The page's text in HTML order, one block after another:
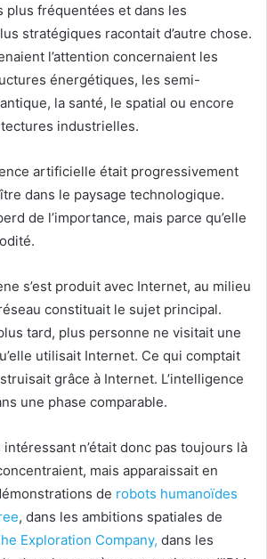
plus fréquentées et dans les
stratégiques racontait d’autre chose.
l’attention concernaient les
énergétiques, les semi-
la santé, le spatial ou encore
industrielles.
artificielle était progressivement
dans le paysage technologique.
de l’importance, mais parce qu’elle
s’est produit avec Internet, au milieu
constituait le sujet principal.
tard, plus personne ne visitait une
utilisait Internet. Ce qui comptait
grâce à Internet. L’intelligence
une phase comparable.
intéressant n’était donc pas toujours là
mais apparaissait en
de robots humanoïdes
, dans les ambitions spatiales de
Exploration Company, dans les